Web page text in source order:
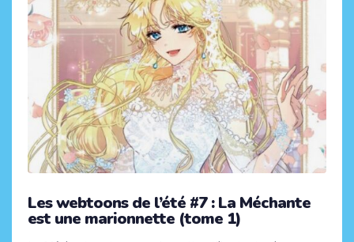
Les webtoons de l’été #7 : La Méchante
est une marionnette (tome 1)